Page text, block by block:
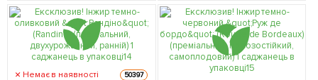
Немає в наявності 50397